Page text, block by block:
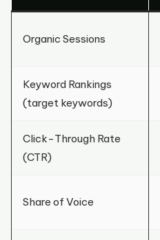
Organic Sessions
Keyword Rankings
(target keywords)
Click-Through Rate
(CTR)
Share of Voice